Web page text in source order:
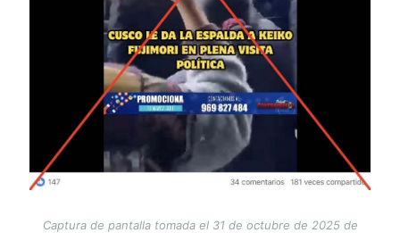
Captura de pantalla tomada el 31 de octubre de 2025 de